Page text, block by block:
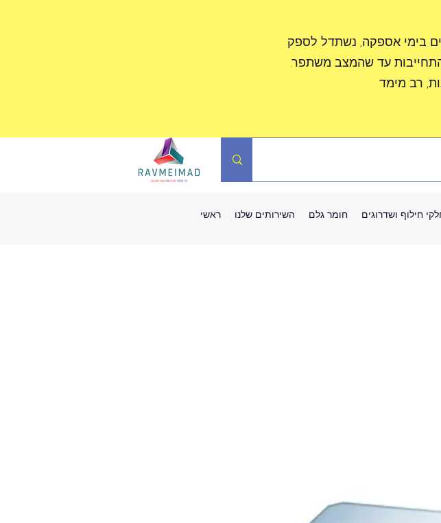
בימי אספקה, נשתדל לספק
עד שהמצב משתפר.
רב מימד
ראשי השירותים שלנו חומר גלם חילוף ושדרוגים